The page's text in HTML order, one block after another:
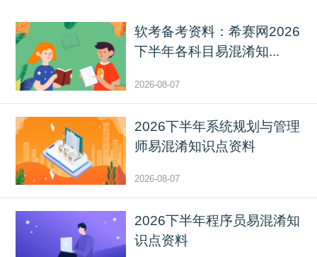
软考备考资料：希赛网2026
下半年各科目易混淆知...
2026-08-07
2026下半年系统规划与管理
师易混淆知识点资料
2026-08-07
2026下半年程序员易混淆知
识点资料